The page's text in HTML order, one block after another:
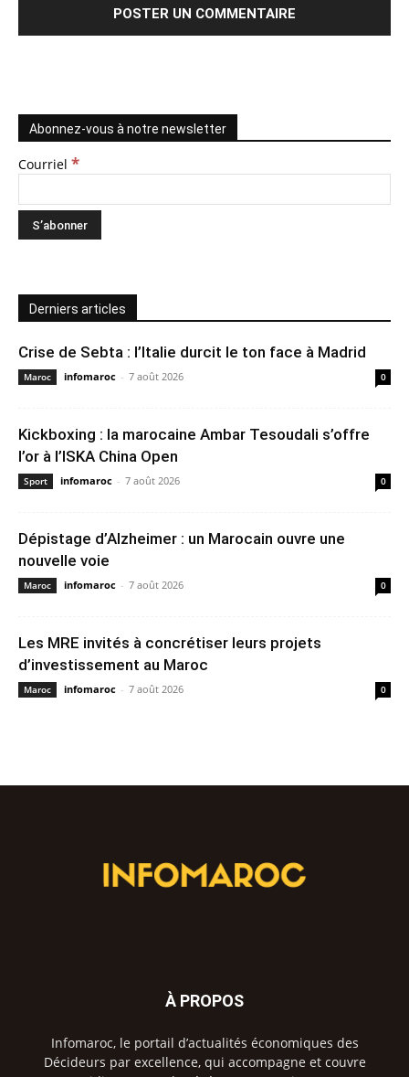
Abonnez-vous à notre newsletter
Courriel *
Derniers articles
Crise de Sebta : l’Italie durcit le ton face à Madrid
Maroc infomaroc - 7 août 2026 0
Kickboxing : la marocaine Ambar Tesoudali s’offre
l’or à l’ISKA China Open
Sport infomaroc - 7 août 2026 0
Dépistage d’Alzheimer : un Marocain ouvre une
nouvelle voie
Maroc infomaroc - 7 août 2026 0
Les MRE invités à concrétiser leurs projets
d’investissement au Maroc
Maroc infomaroc - 7 août 2026 0
À PROPOS
Infomaroc, le portail d’actualités économiques des
Décideurs par excellence, qui accompagne et couvre